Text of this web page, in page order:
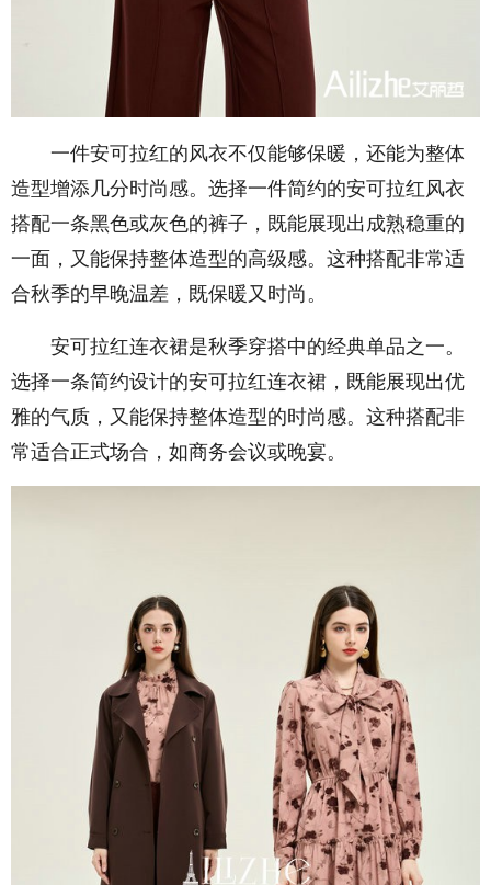
一件安可拉红的风衣不仅能够保暖，还能为整体
造型增添几分时尚感。选择一件简约的安可拉红风衣
搭配一条黑色或灰色的裤子，既能展现出成熟稳重的
一面，又能保持整体造型的高级感。这种搭配非常适
合秋季的早晚温差，既保暖又时尚。
安可拉红连衣裙是秋季穿搭中的经典单品之一。
选择一条简约设计的安可拉红连衣裙，既能展现出优
雅的气质，又能保持整体造型的时尚感。这种搭配非
常适合正式场合，如商务会议或晚宴。